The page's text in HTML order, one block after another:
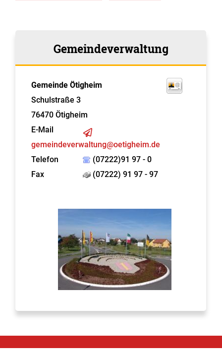
Gemeindeverwaltung
Gemeinde Ötigheim
Schulstraße 3
76470 Ötigheim
E-Mail
gemeindeverwaltung@oetigheim.de
Telefon
(07222)91 97 - 0
Fax
(07222) 91 97 - 97